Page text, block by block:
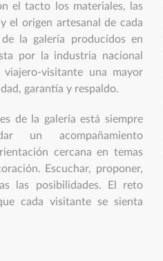
el tacto los materiales, las
el origen artesanal de cada
la galería producidos en
por la industria nacional
visitante una mayor
garantía y respaldo.
de la galería está siempre
un acompañamiento
cercana en temas
Escuchar, proponer,
las posibilidades. El reto
cada visitante se sienta